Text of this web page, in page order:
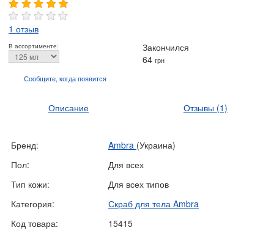
1 отзыв
В ассортименте:
Закончился
64 грн
Сообщите, когдапоявится
Описание Отзывы (1)
Бренд: Ambra (Украина)
Пол:
Для всех
Тип кожи:
Для всех типов
Категория:
Скраб для тела Ambra
Код товара:
15415